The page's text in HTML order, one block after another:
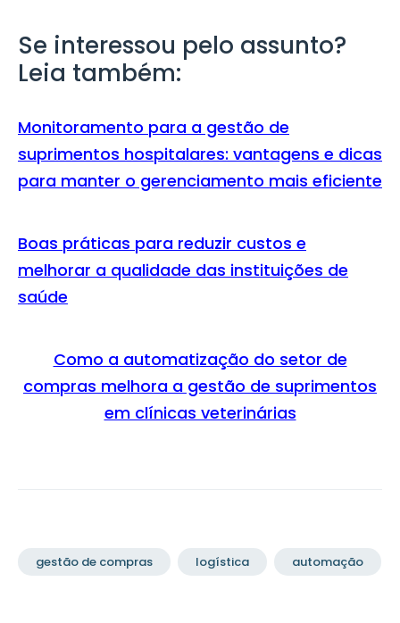
Se interessou pelo assunto?
Leia também:
Monitoramento para a gestão de
suprimentos hospitalares: vantagens e dicas
para manter o gerenciamento mais eficiente
Boas práticas para reduzir custos e
melhorar a qualidade das instituições de
saúde
Como a automatização do setor de
compras melhora a gestão de suprimentos
em clínicas veterinárias
gestão de compras logística automação